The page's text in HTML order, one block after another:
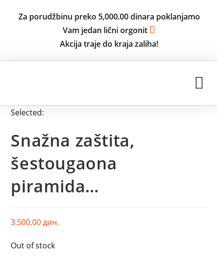
Za porudžbinu preko 5,000.00 dinara poklanjamo
Vam jedan lični orgonit
Akcija traje do kraja zaliha!
Selected:
Snažna zaštita,
šestougaona
piramida…
3.500,00дин.
Out of stock